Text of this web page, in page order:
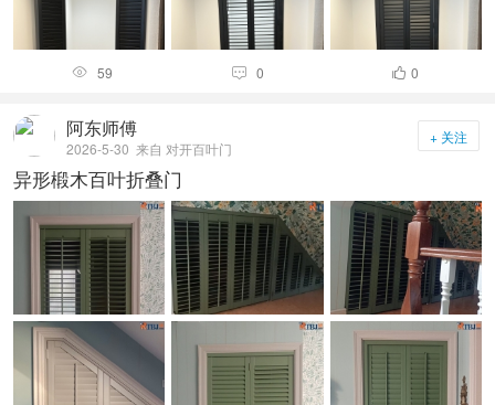
 59  0  0
阿东师傅
2026-5-30 来自 对开百叶门
+ 关注
异形椴木百叶折叠门